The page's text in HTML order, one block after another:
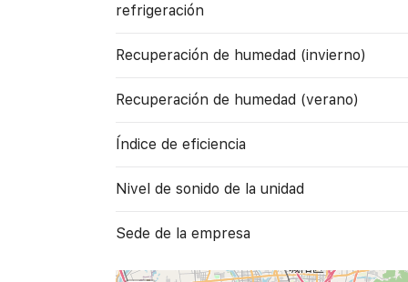
refrigeración
Recuperación de humedad (invierno)
Recuperación de humedad (verano)
Índice de eficiencia
Nivel de sonido de la unidad
Sede de la empresa